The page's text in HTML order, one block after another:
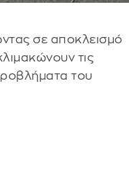
σε αποκλεισμό
τις
του